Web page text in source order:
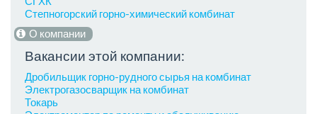
Степногорский горно-химический комбинат
О компании
Вакансии этой компании:
Дробильщик горно-рудного сырья на комбинат
Электрогазосварщик на комбинат
Токарь